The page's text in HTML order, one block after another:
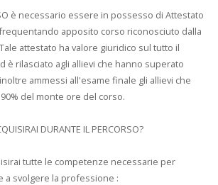
è necessario essere in possesso di Attestato
apposito corso riconosciuto dalla
attestato ha valore giuridico sul tutto il
è rilasciato agli allievi che hanno superato
ammessi all'esame finale gli allievi che
del monte ore del corso.
DURANTE IL PERCORSO?
tutte le competenze necessarie per
a svolgere la professione :